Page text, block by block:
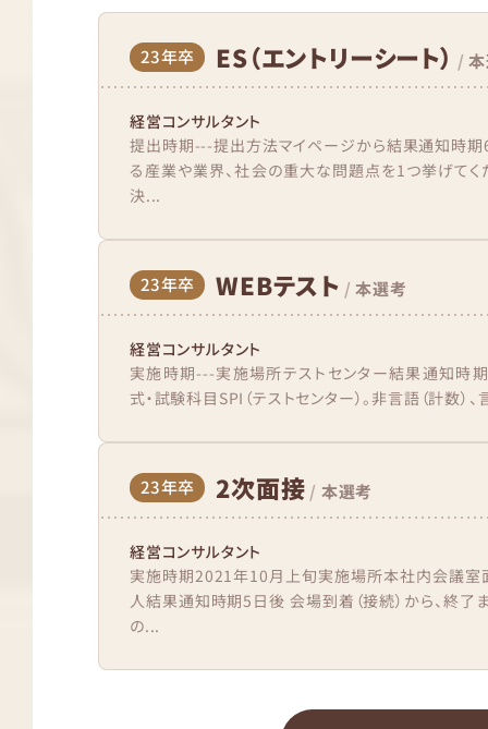
23年卒 ES（エントリーシート） /
経営コンサルタント
提出時期---提出方法マイページから結果通知時期
る産業や業界、社会の重大な問題点を1つ挙げてく
決...
23年卒 WEBテスト / 本選考
経営コンサルタント
実施時期---実施場所テストセンター結果通知時
式・試験科目SPI（テストセンター）。非言語（計数）
23年卒 2次面接 / 本選考
経営コンサルタント
実施時期2021年10月上旬実施場所本社内会議
人結果通知時期5日後 会場到着（接続）から、終
の...